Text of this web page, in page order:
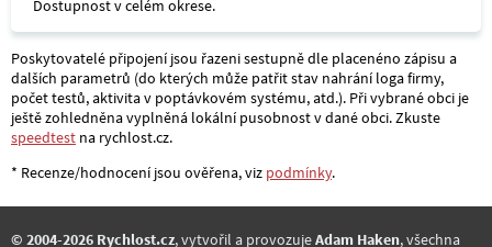
Dostupnost v celém okrese.
Poskytovatelé připojení jsou řazeni sestupně dle placenéno zápisu a
dalších parametrů (do kterých může patřit stav nahrání loga firmy,
počet testů, aktivita v poptávkovém systému, atd.). Při vybrané obci je
ještě zohledněna vyplněná lokální pusobnost v dané obci. Zkuste
speedtest na rychlost.cz.
* Recenze/hodnocení jsou ověřena, viz podmínky.
© 2004-2026 Rychlost.cz, vytvořil a provozujeAdam Haken, všechna